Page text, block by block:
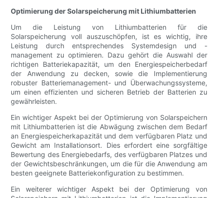
Optimierung der Solarspeicherung mit Lithiumbatterien
Um die Leistung von Lithiumbatterien für die
Solarspeicherung voll auszuschöpfen, ist es wichtig, ihre
Leistung durch entsprechendes Systemdesign und -
management zu optimieren. Dazu gehört die Auswahl der
richtigen Batteriekapazität, um den Energiespeicherbedarf
der Anwendung zu decken, sowie die Implementierung
robuster Batteriemanagement- und Überwachungssysteme,
um einen effizienten und sicheren Betrieb der Batterien zu
gewährleisten.
Ein wichtiger Aspekt bei der Optimierung von Solarspeichern
mit Lithiumbatterien ist die Abwägung zwischen dem Bedarf
an Energiespeicherkapazität und dem verfügbaren Platz und
Gewicht am Installationsort. Dies erfordert eine sorgfältige
Bewertung des Energiebedarfs, des verfügbaren Platzes und
der Gewichtsbeschränkungen, um die für die Anwendung am
besten geeignete Batteriekonfiguration zu bestimmen.
Ein weiterer wichtiger Aspekt bei der Optimierung von